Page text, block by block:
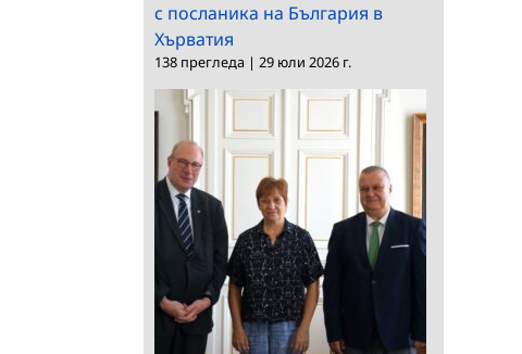
с посланика на България в
Хърватия
138 прегледа | 29 юли 2026 г.